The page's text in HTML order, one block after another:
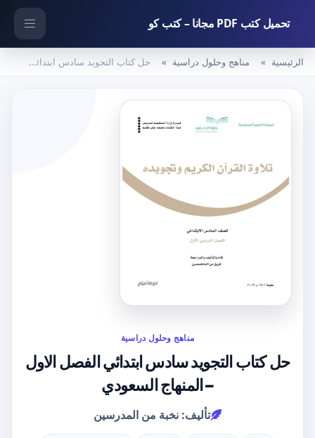
تحميل كتب PDF مجانا – كتب كو
الرئيسية مناهج وحلول دراسية حل كتاب التجويد سادس ابتدائي الفصل الاول – المنهاج السعودي
مناهج وحلول دراسية
حل كتاب التجويد سادس ابتدائي الفصل الاول
– المنهاج السعودي
تأليف: نخبة من المدرسين